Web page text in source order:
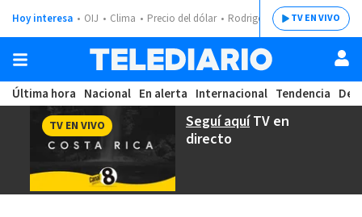
Hoy interesa OIJ Clima Precio del dólar Rodrigo ChavesTV EN VIVO
Última hora Nacional En alerta Internacional Tendencia
Seguí aquíTV en
directo
TV EN VIVO